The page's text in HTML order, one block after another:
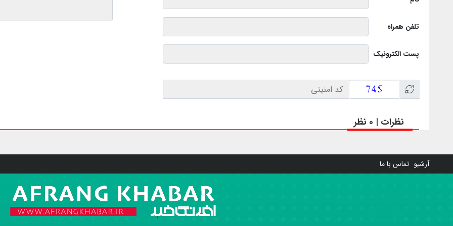
تلفن همراه
پست الکترونیک
نظرات | 0 نظر
آرشیو تماس با ما